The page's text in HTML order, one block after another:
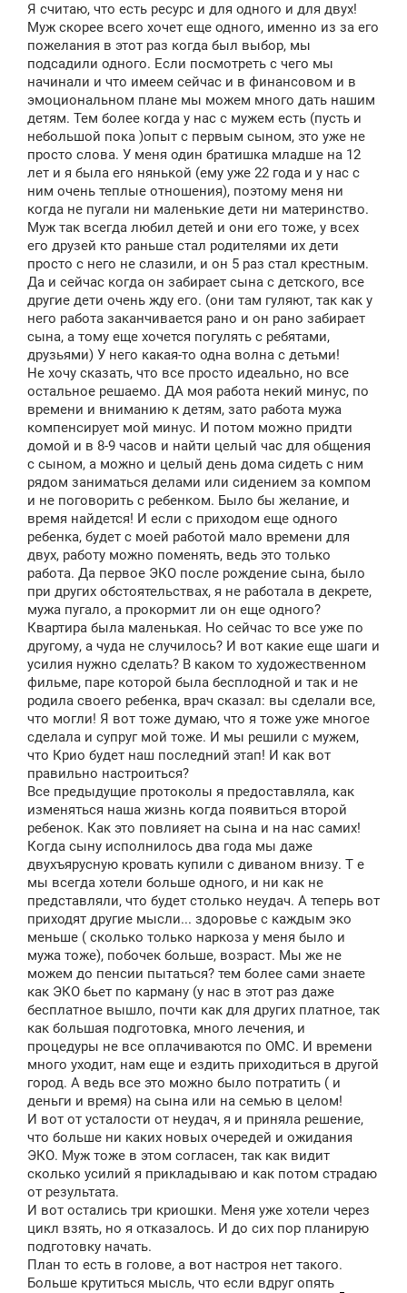
Я считаю, что есть ресурс и для одного и для двух!
Муж скорее всего хочет еще одного, именно из за его
пожелания в этот раз когда был выбор, мы
подсадили одного. Если посмотреть с чего мы
начинали и что имеем сейчас и в финансовом и в
эмоциональном плане мы можем много дать нашим
детям. Тем более когда у нас с мужем есть (пусть и
небольшой пока )опыт с первым сыном, это уже не
просто слова. У меня один братишка младше на 12
лет и я была его нянькой (ему уже 22 года и у нас с
ним очень теплые отношения), поэтому меня ни
когда не пугали ни маленькие дети ни материнство.
Муж так всегда любил детей и они его тоже, у всех
его друзей кто раньше стал родителями их дети
просто с него не слазили, и он 5 раз стал крестным.
Да и сейчас когда он забирает сына с детского, все
другие дети очень жду его. (они там гуляют, так как у
него работа заканчивается рано и он рано забирает
сына, а тому еще хочется погулять с ребятами,
друзьями) У него какая-то одна волна с детьми!
Не хочу сказать, что все просто идеально, но все
остальное решаемо. ДА моя работа некий минус, по
времени и вниманию к детям, зато работа мужа
компенсирует мой минус. И потом можно придти
домой и в 8-9 часов и найти целый час для общения
с сыном, а можно и целый день дома сидеть с ним
рядом заниматься делами или сидением за компом
и не поговорить с ребенком. Было бы желание, и
время найдется! И если с приходом еще одного
ребенка, будет с моей работой мало времени для
двух, работу можно поменять, ведь это только
работа. Да первое ЭКО после рождение сына, было
при других обстоятельствах, я не работала в декрете,
мужа пугало, а прокормит ли он еще одного?
Квартира была маленькая. Но сейчас то все уже по
другому, а чуда не случилось? И вот какие еще шаги и
усилия нужно сделать? В каком то художественном
фильме, паре которой была бесплодной и так и не
родила своего ребенка, врач сказал: вы сделали все,
что могли! Я вот тоже думаю, что я тоже уже многое
сделала и супруг мой тоже. И мы решили с мужем,
что Крио будет наш последний этап! И как вот
правильно настроиться?
Все предыдущие протоколы я предоставляла, как
изменяться наша жизнь когда появиться второй
ребенок. Как это повлияет на сына и на нас самих!
Когда сыну исполнилось два года мы даже
двухъярусную кровать купили с диваном внизу. Т е
мы всегда хотели больше одного, и ни как не
представляли, что будет столько неудач. А теперь вот
приходят другие мысли... здоровье с каждым эко
меньше ( сколько только наркоза у меня было и
мужа тоже), побочек больше, возраст. Мы же не
можем до пенсии пытаться? тем более сами знаете
как ЭКО бьет по карману (у нас в этот раз даже
бесплатное вышло, почти как для других платное, так
как большая подготовка, много лечения, и
процедуры не все оплачиваются по ОМС. И времени
много уходит, нам еще и ездить приходиться в другой
город. А ведь все это можно было потратить ( и
деньги и время) на сына или на семью в целом!
И вот от усталости от неудач, я и приняла решение,
что больше ни каких новых очередей и ожидания
ЭКО. Муж тоже в этом согласен, так как видит
сколько усилий я прикладываю и как потом страдаю
от результата.
И вот остались три криошки. Меня уже хотели через
цикл взять, но я отказалось. И до сих пор планирую
подготовку начать.
План то есть в голове, а вот настроя нет такого.
Больше крутиться мысль, что если вдруг опять